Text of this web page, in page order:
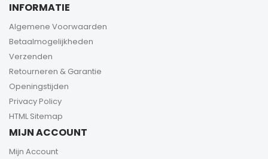
INFORMATIE
Algemene Voorwaarden
Betaalmogelijkheden
Verzenden
Retourneren & Garantie
Openingstijden
Privacy Policy
HTML Sitemap
MIJN ACCOUNT
Mijn Account